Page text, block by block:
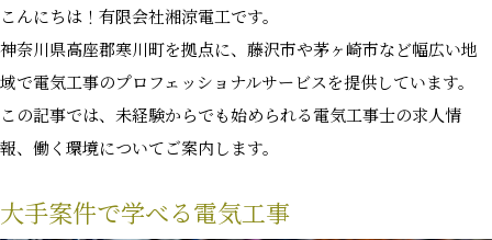
こんにちは！有限会社湘涼電工です。
神奈川県高座郡寒川町を拠点に、藤沢市や茅ヶ崎市など幅広い地
域で電気工事のプロフェッショナルサービスを提供しています。
この記事では、未経験からでも始められる電気工事士の求人情
報、働く環境についてご案内します。
大手案件で学べる電気工事